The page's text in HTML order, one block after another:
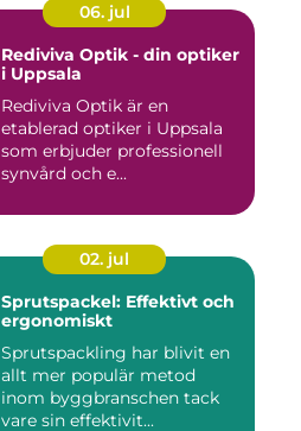
06. jul
Rediviva Optik - din optiker
i Uppsala
Rediviva Optik är en
etablerad optiker i Uppsala
som erbjuder professionell
synvård och e...
02. jul
Sprutspackel: Effektivt och
ergonomiskt
Sprutspackling har blivit en
allt mer populär metod
inom byggbranschen tack
vare sin effektivit...